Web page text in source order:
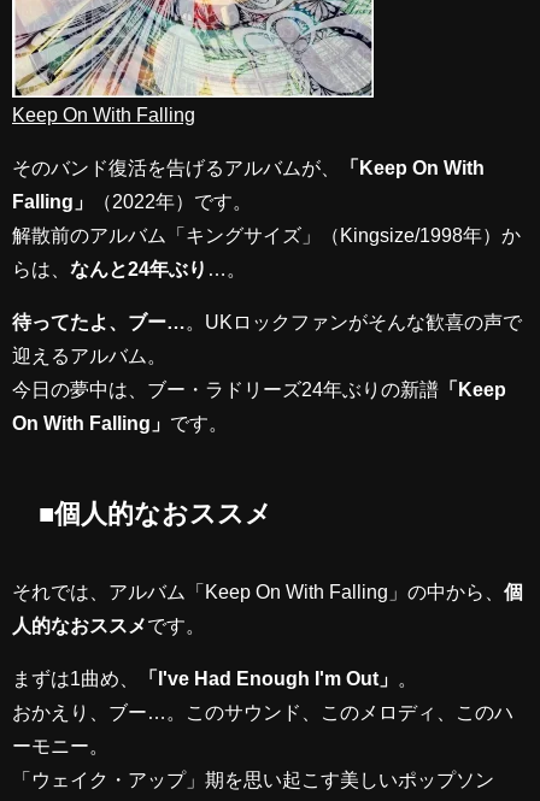
Keep On With Falling
そのバンド復活を告げるアルバムが、
「Keep On With
Falling」
（2022年）です。
解散前のアルバム「キングサイズ」（Kingsize/1998年）か
らは、 なんと24年ぶり …。
待ってたよ、ブー…。UKロックファンがそんな歓喜の声で
迎えるアルバム。
今日の夢中は、ブー・ラドリーズ24年ぶりの新譜 「Keep
On With Falling」 です。
■個人的なおススメ
それでは、アルバム「Keep On With Falling」の中から、 個
人的なおススメです。
まずは1曲め、 「I've Had Enough I'm Out」
おかえり、ブー…。このサウンド、このメロディ、このハ
ーモニー。
「ウェイク・アップ」期を思い起こす美しいポップソン